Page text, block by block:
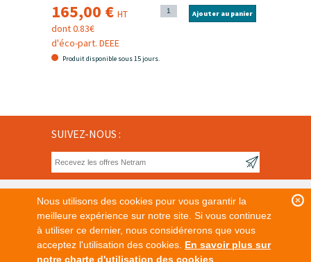
Nous utilisons des cookies pour vous garantir la
meilleure expérience sur notre site. Si vous continuez
à utiliser ce dernier, nous considérerons que vous
acceptez l'utilisation des cookies. En savoir plus sur
notre charte d'utilisation des cookies
165,00 € HT
dont 0.83€
d'éco-part. DEEE
Ajouter au panier
Produit disponible sous 15 jours.
SUIVEZ-NOUS :
Tous nos prix sont affichés en Euros hors taxe.
© Netram.fr 2015-2026